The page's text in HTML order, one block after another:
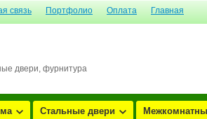
связь Портфолио Оплата Главная
двери, фурнитура
Стальные двери